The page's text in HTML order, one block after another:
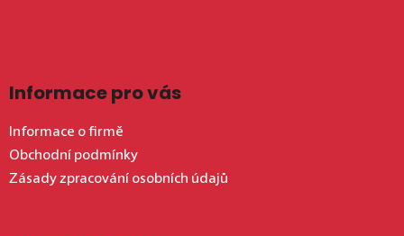
Informace pro vás
Informace o firmě
Obchodní podmínky
Zásady zpracování osobních údajů